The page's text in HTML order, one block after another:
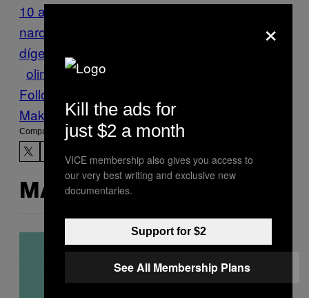
10 años de guerra contra el
narco
guatemala in
dígenas
olimpiadas pgr
Follow Us On Discover
Make Us Preferred In Top Stories
Compartir:
MÁS DE LO MISMO
×
Kill the ads for
just $2 a month
VICE membership also gives you access to
our very best writing and exclusive new
documentaries.
Support for $2
See All Membership Plans